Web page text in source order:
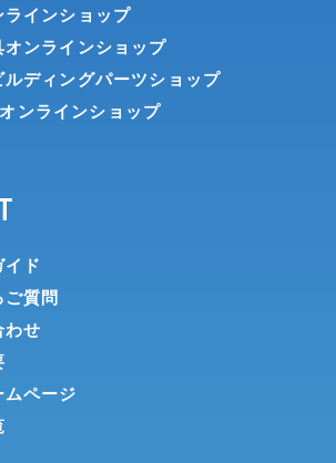
ラインショップ
オンラインショップ
ルディングパーツショップ
ンラインショップ
イド
ご質問
わせ
ムページ